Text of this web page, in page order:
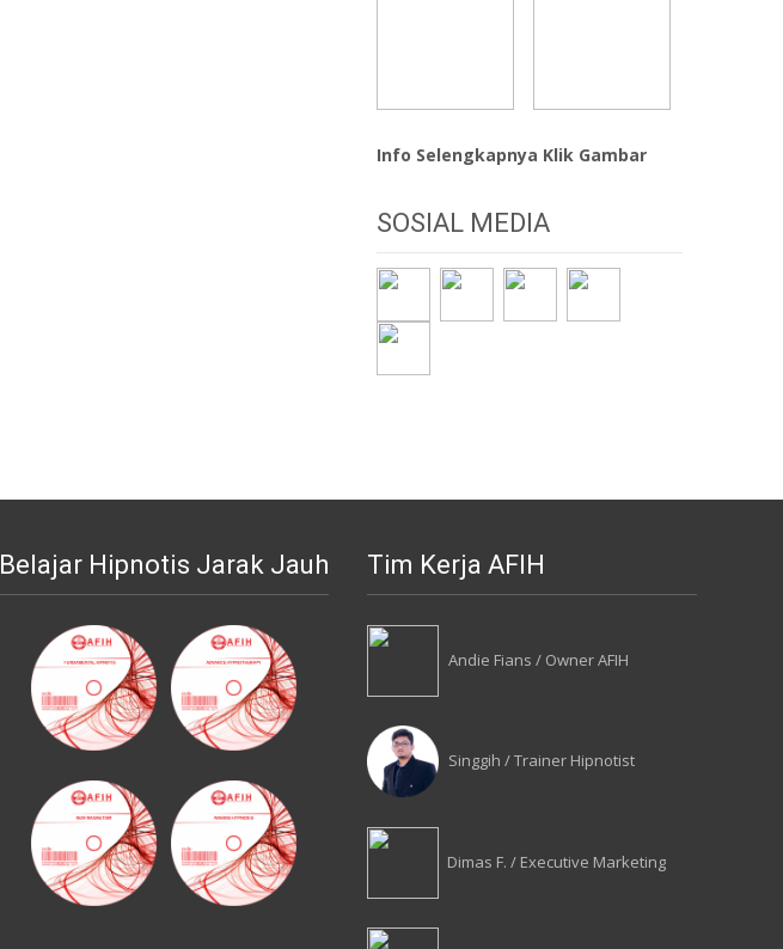
Info Selengkapnya Klik Gambar
SOSIAL MEDIA
Belajar Hipnotis Jarak Jauh Tim Kerja AFIH
Andie Fians / Owner AFIH
Singgih / Trainer Hipnotist
Dimas F. / Executive Marketing